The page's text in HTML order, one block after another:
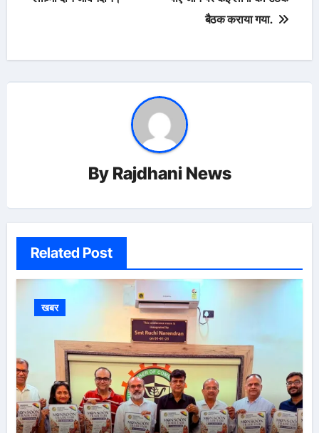
बैठक कराया गया.
By Rajdhani News
Related Post
खबर